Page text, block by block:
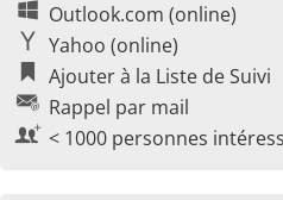
Outlook.com (online)
Yahoo (online)
Ajouter à la Liste de Suivi
Rappel par mail
< 1000 personnes